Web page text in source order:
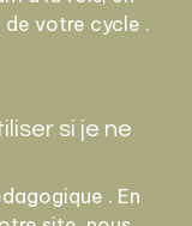
de votre cycle .
si je ne
. En